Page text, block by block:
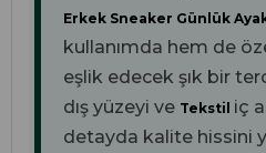
Erkek Sneaker Günlük
kullanımda hem de
eşlik edecek şık bir
dış yüzeyi ve Tekstil iç
detayda kalite hissini